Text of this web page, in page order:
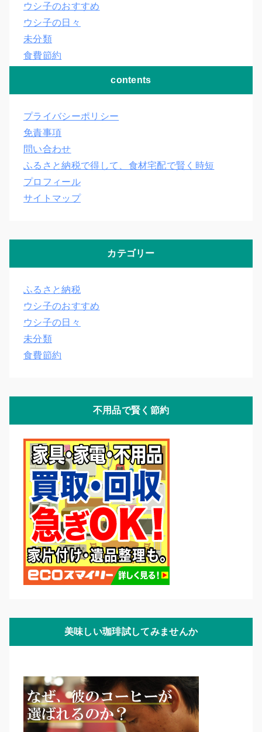
ウシ子のおすすめ
ウシ子の日々
未分類
食費節約
contents
プライバシーポリシー
免責事項
問い合わせ
ふるさと納税で得して、食材宅配で賢く時短
プロフィール
サイトマップ
カテゴリー
ふるさと納税
ウシ子のおすすめ
ウシ子の日々
未分類
食費節約
不用品で賢く節約
美味しい珈琲試してみませんか